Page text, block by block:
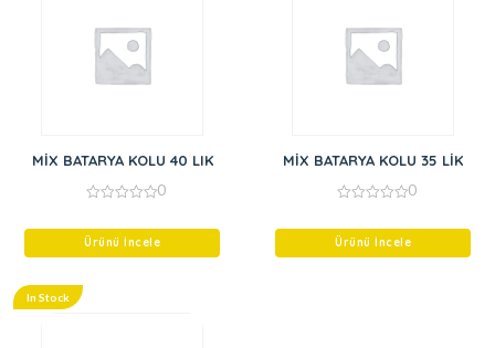
MİX BATARYA KOLU 40 LIK
of
0
Ürünü İncele
MİX BATARYA KOLU 35 LİK
of
0
Ürünü İncele
In Stock